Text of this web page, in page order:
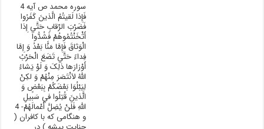
سوره محمد ص آیه 4
فَإِذا لَقيتُمُ الَّذينَ کَفَرُوا
فَضَرْبَ الرِّقابِ حَتَّي إِذا
أَثْخَنْتُمُوهُمْ فَشُدُّوا
الْوَثاقَ فَإِمَّا مَنًّا بَعْدُ وَ إِمَّا
فِداءً حَتَّي تَضَعَ الْحَرْبُ
أَوْزارَها ذلِکَ وَ لَوْ يَشاءُ
اللَّهُ لاَنْتَصَرَ مِنْهُمْ وَ لکِنْ
لِيَبْلُوَا بَعْضَکُمْ بِبَعْضٍ وَ
الَّذينَ قُتِلُوا في‏ سَبيلِ
اللَّهِ فَلَنْ يُضِلَّ أَعْمالَهُمْ- 4
و هنگامی که با کافران (